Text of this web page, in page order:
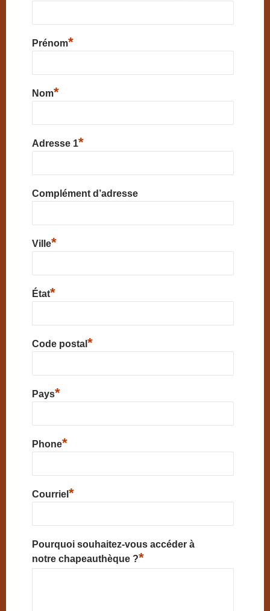
Prénom*
Nom*
Adresse 1*
Complément d’adresse
Ville*
État*
Code postal *
Pays*
Phone*
Courriel *
Pourquoi souhaitez-vous accéder à
notre chapeauthèque ?*